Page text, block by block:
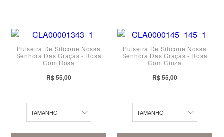
Pulseira De Silicone Nossa
Senhora Das Graças - Rosa
Com Rosa
R$ 55,00
TAMANHO
PP
P
Pulseira De Silicone Nossa
Senhora Das Graças - Rosa
Com Cinza
R$ 55,00
TAMANHO
P
PP